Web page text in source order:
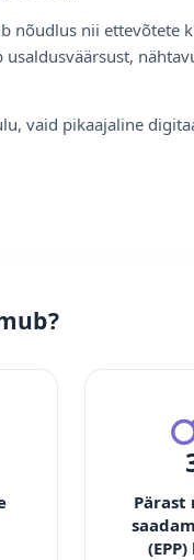
nõudlus nii ettevõtete
vaid pikaajaline
Pärast